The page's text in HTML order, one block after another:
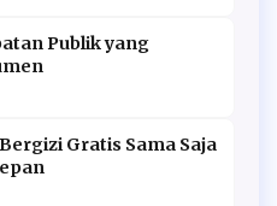
Publik yang
Gratis Sama Saja